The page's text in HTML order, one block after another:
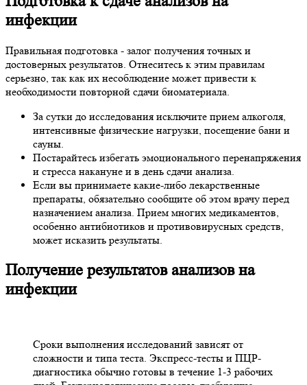
инфекции
Правильная подготовка - залог получения точных и
достоверных результатов. Отнеситесь к этим правилам
серьезно, так как их несоблюдение может привести к
необходимости повторной сдачи биоматериала.
За сутки до исследования исключите прием алкоголя,
интенсивные физические нагрузки, посещение бани и
сауны.
Постарайтесь избегать эмоционального перенапряжения
и стресса накануне и в день сдачи анализа.
Если вы принимаете какие-либо лекарственные
препараты, обязательно сообщите об этом врачу перед
назначением анализа. Прием многих медикаментов,
особенно антибиотиков и противовирусных средств,
может исказить результаты.
Получение результатов анализов на
инфекции
Сроки выполнения исследований зависят от
сложности и типа теста. Экспресс-тесты и ПЦР-
диагностика обычно готовы в течение 1-3 рабочих